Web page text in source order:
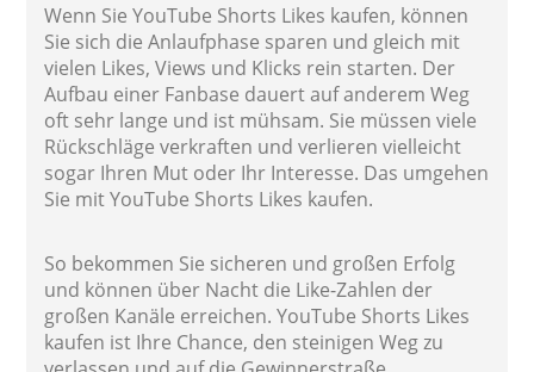
Wenn Sie YouTube Shorts Likes kaufen, können
Sie sich die Anlaufphase sparen und gleich mit
vielen Likes, Views und Klicks rein starten. Der
Aufbau einer Fanbase dauert auf anderem Weg
oft sehr lange und ist mühsam. Sie müssen viele
Rückschläge verkraften und verlieren vielleicht
sogar Ihren Mut oder Ihr Interesse. Das umgehen
Sie mit YouTube Shorts Likes kaufen.
So bekommen Sie sicheren und großen Erfolg
und können über Nacht die Like-Zahlen der
großen Kanäle erreichen. YouTube Shorts Likes
kaufen ist Ihre Chance, den steinigen Weg zu